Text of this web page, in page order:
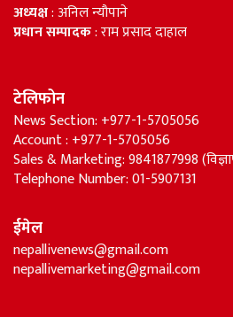
अध्यक्ष: अनिल न्यौपाने
प्रधान सम्पादक: राम प्रसाद दाहाल
टेलिफोन
News Section: +977-1-5705056
Account : +977-1-5705056
Sales & Marketing: 9841877998
Telephone Number: 01-5907131
ईमेल
nepallivenews@gmail.com
nepallivemarketing@gmail.com